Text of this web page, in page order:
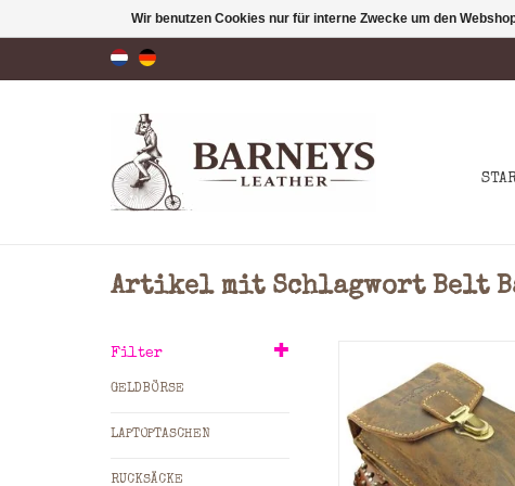
Artikel mit Schlagwort Belt
Filter
GELDBÖRSE
LAPTOPTASCHEN
RUCKSÄCKE
Reißverschlussfach
Material: Geöltes
Maße: = 15.0 x 12.0 x 7.0
x B x T)
Farbe: Nature
Abgebilderte Gürtel
Wir benutzen Cookies nur für interne Zwecke um den